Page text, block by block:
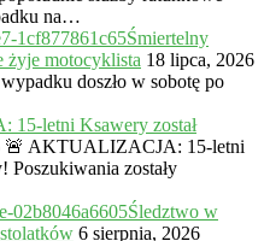
na…
Śmiertelny
motocyklista 18 lipca, 2026
doszło w sobotę po
letni Ksawery został
🚨 AKTUALIZACJA: 15-letni
Poszukiwania zostały
Śledztwo w
6 sierpnia, 2026